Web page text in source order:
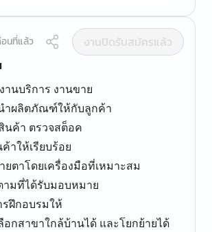
นที่แล้ว
งานปิดรับสมัครแล้ว
านบริการ งานขาย
ำผลิตภัณฑ์ให้กับลูกค้า
นค้า ตรวจสต็อค
ค้าให้เรียบร้อย
ยตาโดยเครื่องมือที่เหมาะสม
ามที่ได้รับมอบหมาย
ฝึกอบรมให้
อกสาขาใกล้บ้านได้ และโยกย้ายได้